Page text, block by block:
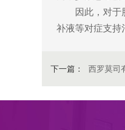
因此，对
补液等对症支持
下一篇： 西罗莫司